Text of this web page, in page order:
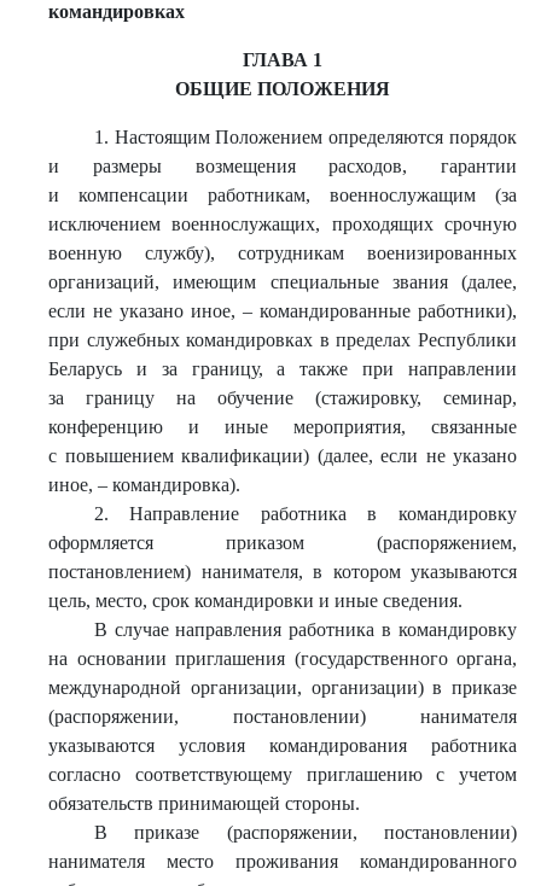
командировках
ГЛАВА 1
ОБЩИЕ ПОЛОЖЕНИЯ
1. Настоящим Положением определяются порядок
и размеры возмещения расходов, гарантии
и компенсации работникам, военнослужащим (за
исключением военнослужащих, проходящих срочную
военную службу), сотрудникам военизированных
организаций, имеющим специальные звания (далее,
если не указано иное, – командированные работники),
при служебных командировках в пределах Республики
Беларусь и за границу, а также при направлении
за границу на обучение (стажировку, семинар,
конференцию и иные мероприятия, связанные
с повышением квалификации) (далее, если не указано
иное, – командировка).
2. Направление работника в командировку
оформляется приказом (распоряжением,
постановлением) нанимателя, в котором указываются
цель, место, срок командировки и иные сведения.
В случае направления работника в командировку
на основании приглашения (государственного органа,
международной организации, организации) в приказе
(распоряжении, постановлении) нанимателя
указываются условия командирования работника
согласно соответствующему приглашению с учетом
обязательств принимающей стороны.
В приказе (распоряжении, постановлении)
нанимателя место проживания командированного